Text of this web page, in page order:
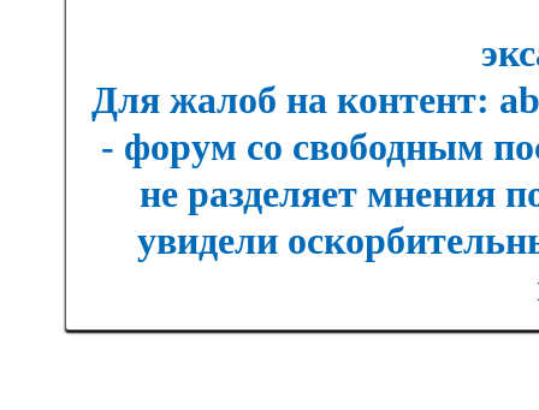
Для жалоб на контент:
- форум со свободным
не разделяет мнения
увидели